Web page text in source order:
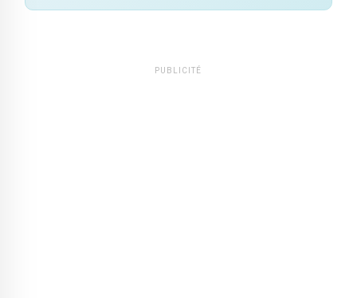
PUBLICITÉ